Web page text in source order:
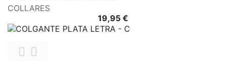
COLLARES
19,95 €

